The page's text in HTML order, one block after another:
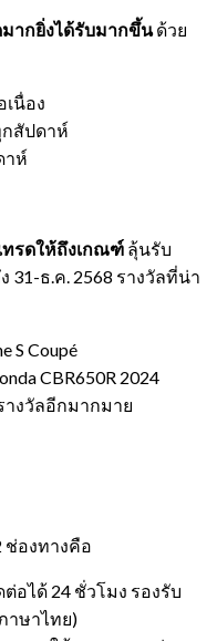
ากยิ่งได้รับมากขึ้นด้วย
เนื่อง
กสัปดาห์
าห์
ทรดให้ถึงเกณฑ์ ลุ้นรับ
ธ.ค. 2568 รางวัลที่น่า
S Coupé
CBR650R 2024
างวัลอีกมากมาย
ช่องทางคือ
ต่อได้ 24 ชั่วโมง รองรับ
าษาไทย)